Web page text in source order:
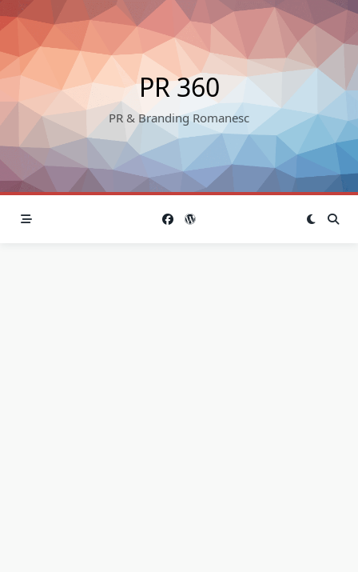
Skip
to
content
PR 360
PR & Branding Romanesc